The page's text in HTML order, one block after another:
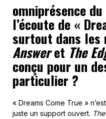
omniprésence
l’écoute de «
surtout dans les
Answeret The
conçu pour un
particulier ?
« Dreams Come True »
juste un support ouvert.